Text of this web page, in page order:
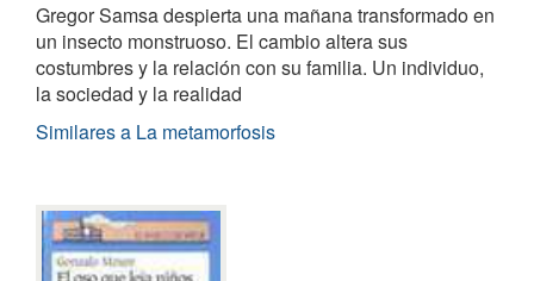
Gregor Samsa despierta una mañana transformado en
un insecto monstruoso. El cambio altera sus
costumbres y la relación con su familia. Un individuo,
la sociedad y la realidad
Similares a La metamorfosis